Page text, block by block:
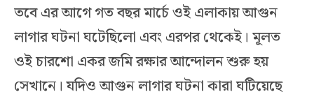
তবে এর আগে গত বছর মার্চে ওই এলাকায় আগুন
লাগার ঘটনা ঘটেছিলো এবং এরপর থেকেই। মূলত
ওই চারশো একর জমি রক্ষার আন্দোলন শুরু হয়
সেখানে। যদিও আগুন লাগার ঘটনা কারা ঘটিয়েছে